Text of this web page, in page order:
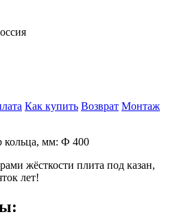
Как купить Возврат Монтаж
кольца, мм: Ф 400
жёсткости плита под казан,
лет!